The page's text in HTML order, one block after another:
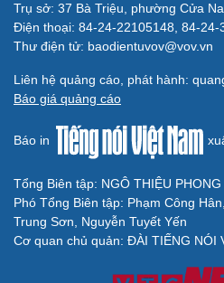
Trụ sở: 37 Bà Triệu, phường Cửa
Điện thoại: 84-24-22105148, 84-24-
Thư điện tử: baodientuvov@vov.vn
Liên hệ quảng cáo, phát hành:
Báo giá quảng cáo
Báo in
Tổng Biên tập: NGÔ THIỆU PHONG
Phó Tổng Biên tập: Phạm Công
Trung Sơn, Nguyễn Tuyết Yến
Cơ quan chủ quản: ĐÀI TIẾNG NÓI